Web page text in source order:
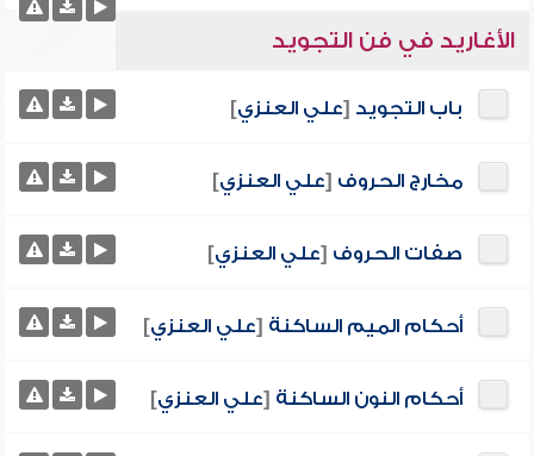
الأغاريد في فن التجويد
باب التجويد [علي العنزي]
مخارج الحروف [علي العنزي]
صفات الحروف [علي العنزي]
أحكام الميم الساكنة [علي العنزي]
أحكام النون الساكنة [علي العنزي]